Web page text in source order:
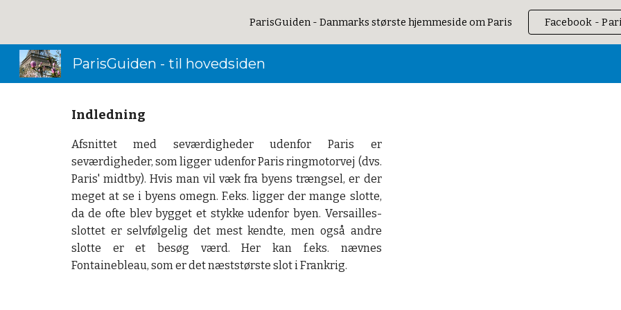
Skip to main content Skip to
ParisGuiden - Danmarks største hjemmeside om Paris Facebook -
ParisGuiden - til hovedsiden
Indledning
Afsnittet med seværdigheder udenfor Paris er
seværdigheder, som ligger udenfor Paris ringmotorvej (dvs.
Paris' midtby). Hvis man vil væk fra byens trængsel, er der
meget at se i byens omegn. F.eks. ligger der mange slotte,
da de ofte blev bygget et stykke udenfor byen. Versailles-
slottet er selvfølgelig det mest kendte, men også andre
slotte er et besøg værd. Her kan f.eks. nævnes
Fontainebleau, som er det næststørste slot i Frankrig.